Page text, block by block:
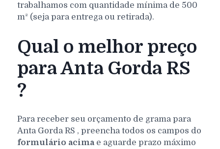
trabalhamos com quantidade mínima de 500
m² (seja para entrega ou retirada).
Qual o melhor preço
para Anta Gorda RS
?
Para receber seu orçamento de grama para
Anta Gorda RS , preencha todos os campos do
formulário acima e aguarde prazo máximo